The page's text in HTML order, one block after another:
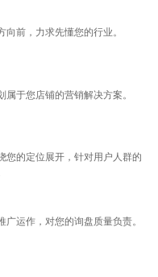
前，力求先懂您的行业。
于您店铺的营销解决方案。
您的定位展开，针对用户人群的
运作，对您的询盘质量负责。